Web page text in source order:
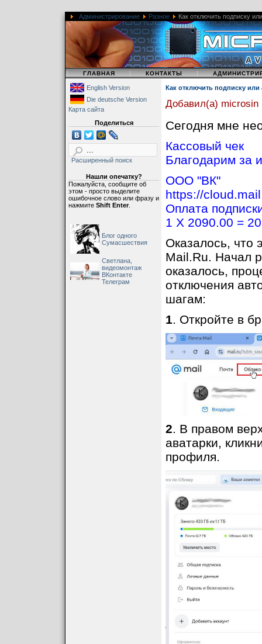
Администрирование Разное Как отключить подписку
| ГЛАВНАЯ | КОНТАКТЫ |
English Version
Die deutsche Version
Карта сайта
Поделиться
Расширенный поиск
Нашли опечатку?
Пожалуйста, сообщите об
этом - просто выделите
ошибочное слово или фразу и
нажмите Shift Enter.
Блог одного
Сумасшествия
Светлана,
видеомонтаж
ВКонтакте
Телеграм
Как отключить подписку
Добавил(а) microsin
Сегодня мне
Кассовый чек
Благодарим за
OOO "ВК"
https://
Оплата
1 X 2090.00 =
Оказалось, что
Mail.Ru. Начал
оказалось,
отключения
шагам:
1. Откройте в
2. В правом
аватарки,
профиля.